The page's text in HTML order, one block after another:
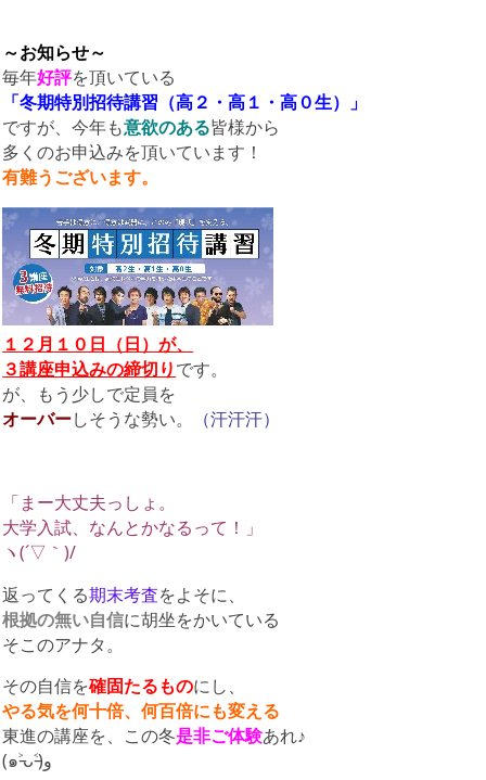
～お知らせ～
毎年好評を頂いている
「冬期特別招待講習（高２・高１・高０生）」
ですが、今年も意欲のある皆様から
多くのお申込みを頂いています！
有難うございます。
１２月１０日（日）が、
３講座申込みの締切りです。
が、もう少しで定員を
オーバーしそうな勢い。 （汗汗汗）
「まー大丈夫っしょ。
大学入試、なんとかなるって！」
ヽ(´▽｀)/
返ってくる期末考査をよそに、
根拠の無い自信に胡坐をかいている
そこのアナタ。
その自信を確固たるものにし、
やる気を何十倍、何百倍にも変える
東進の講座を、この冬是非ご体験あれ♪
(๑˃̵ᴗ˂̵)و